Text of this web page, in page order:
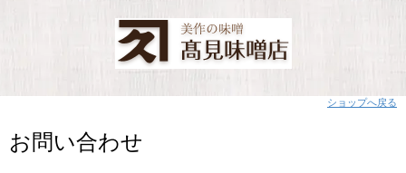
ショップへ戻る
お問い合わせ